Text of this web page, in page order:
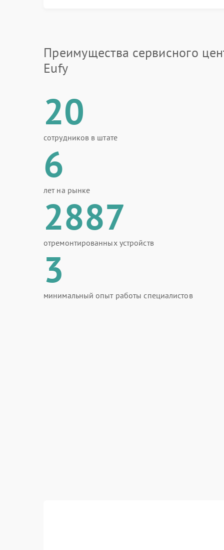
Преимущества сервисного
Eufy
20
сотрудников в штате
6
лет на рынке
2887
отремонтированных устройств
3
минимальный опыт работы специалистов